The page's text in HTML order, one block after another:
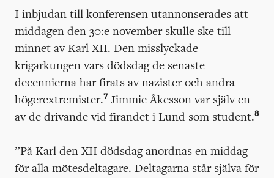
I inbjudan till konferensen utannonserades att
middagen den 30:e november skulle ske till
minnet av Karl XII. Den misslyckade
krigarkungen vars dödsdag de senaste
decennierna har firats av nazister och andra
högerextremister.7 Jimmie Åkesson var själv en
av de drivande vid firandet i Lund som student.8
”På Karl den XII dödsdag anordnas en middag
för alla mötesdeltagare. Deltagarna står själva för